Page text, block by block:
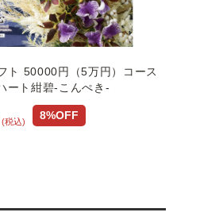
ト 50000円（5万円）コース
ート紺碧-こんぺき-
(税込) 8%OFF